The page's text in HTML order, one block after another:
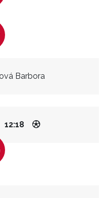
Barbora
12:18